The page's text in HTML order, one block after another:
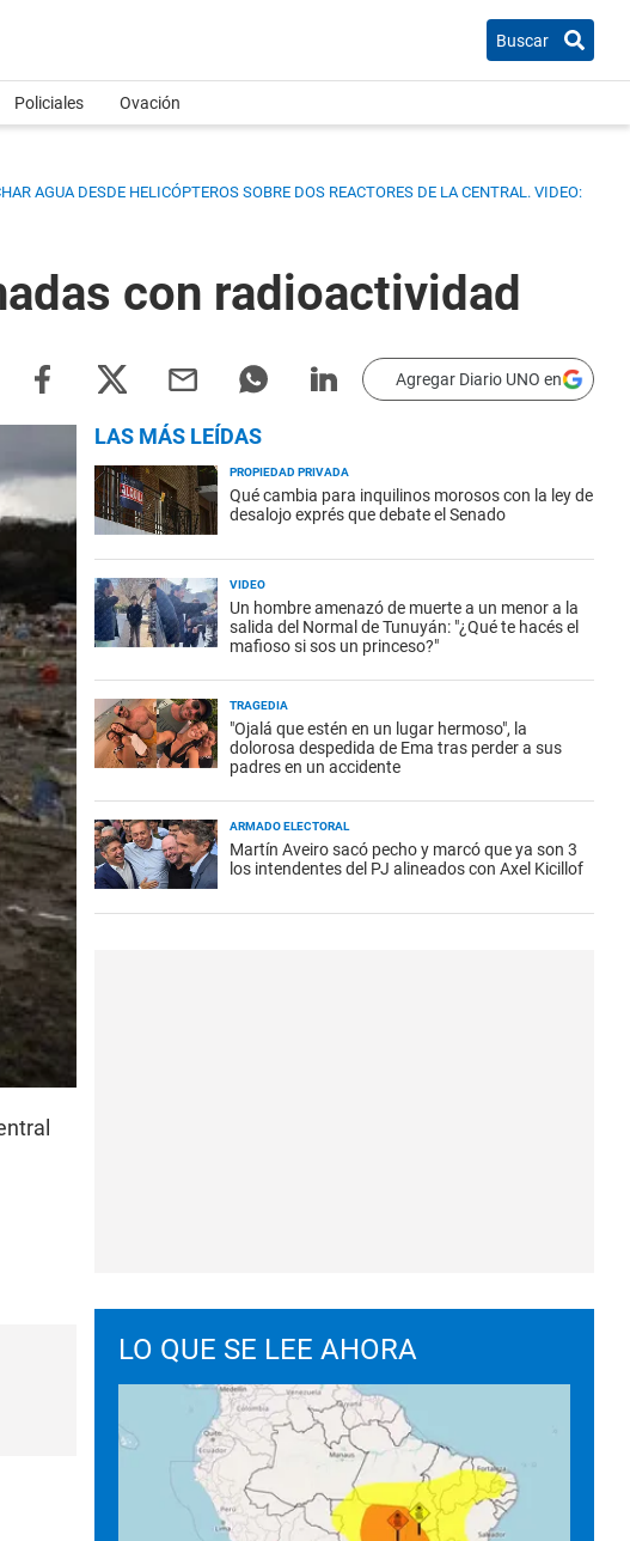
Buscar
Policiales Ovación
AGUA DESDE HELICÓPTEROS SOBRE DOS REACTORES DE LA CENTRAL. VIDEO:
con radioactividad
Agregar Diario UNO en
LAS MÁS LEÍDAS
PROPIEDAD PRIVADA
Qué cambia para inquilinos morosos con la ley de
desalojo exprés que debate el Senado
VIDEO
Un hombre amenazó de muerte a un menor a la
salida del Normal de Tunuyán: "¿Qué te hacés el
mafioso si sos un princeso?"
TRAGEDIA
"Ojalá que estén en un lugar hermoso", la
dolorosa despedida de Ema tras perder a sus
padres en un accidente
ARMADO ELECTORAL
Martín Aveiro sacó pecho y marcó que ya son 3
los intendentes del PJ alineados con Axel Kicillof
LO QUE SE LEE AHORA